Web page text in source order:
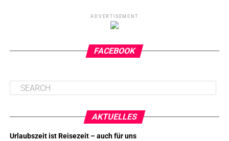
ADVERTISEMENT
FACEBOOK
AKTUELLES
Urlaubszeit ist Reisezeit – auch für uns